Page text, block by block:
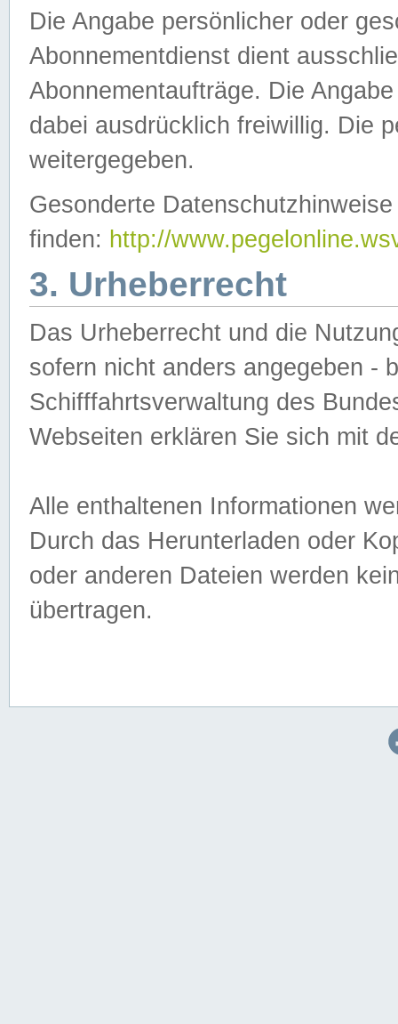
Die Angabe persönlicher oder
Abonnementdienst dient
Abonnementaufträge. Die
dabei ausdrücklich freiwillig. Die
weitergegeben.
Gesonderte
finden: http://
3. Urheberrecht
Das Urheberrecht und die
sofern nicht anders angegeben -
Schifffahrtsverwaltung des
Webseiten erklären Sie sich mit
Alle enthaltenen Informationen
Durch das Herunterladen oder
oder anderen Dateien werden
übertragen.